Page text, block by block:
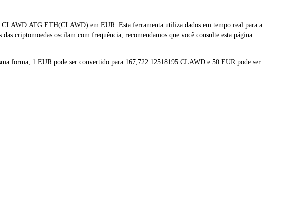
em EUR. Esta ferramenta utiliza dados em tempo real para a
criptomoedas oscilam com frequência, recomendamos que você consulte esta página
forma, 1 EUR pode ser convertido para 167,722.12518195 CLAWD e 50 EUR pode ser